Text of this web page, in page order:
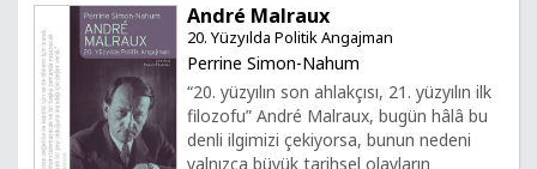
André Malraux
20. Yüzyılda Politik Angajman
Perrine Simon-Nahum
“20. yüzyılın son ahlakçısı, 21. yüzyılın ilk
filozofu” André Malraux, bugün hâlâ bu
denli ilgimizi çekiyorsa, bunun nedeni
yalnızca büyük tarihsel olayların